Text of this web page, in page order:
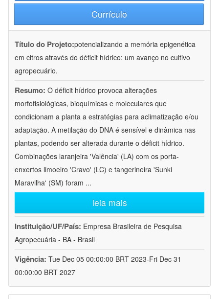
Currículo
Título do Projeto:potencializando a memória epigenética
em citros através do déficit hídrico: um avanço no cultivo
agropecuário.
Resumo: O déficit hídrico provoca alterações
morfofisiológicas, bioquímicas e moleculares que
condicionam a planta a estratégias para aclimatização e/ou
adaptação. A metilação do DNA é sensível e dinâmica nas
plantas, podendo ser alterada durante o déficit hídrico.
Combinações laranjeira 'Valência' (LA) com os porta-
enxertos limoeiro 'Cravo' (LC) e tangerineira 'Sunki
Maravilha' (SM) foram ...
leia mais
Instituição/UF/País: Empresa Brasileira de Pesquisa
Agropecuária - BA - Brasil
Vigência: Tue Dec 05 00:00:00 BRT 2023-Fri Dec 31
00:00:00 BRT 2027